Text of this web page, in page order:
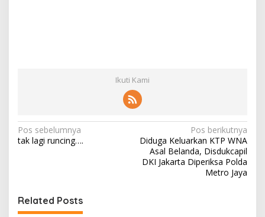
Ikuti Kami
N
a
g
Pos sebelumnya
tak lagi runcing….
Pos berikutnya
Diduga Keluarkan KTP WNA
Asal Belanda, Disdukcapil
DKI Jakarta Diperiksa Polda
Metro Jaya
Related Posts